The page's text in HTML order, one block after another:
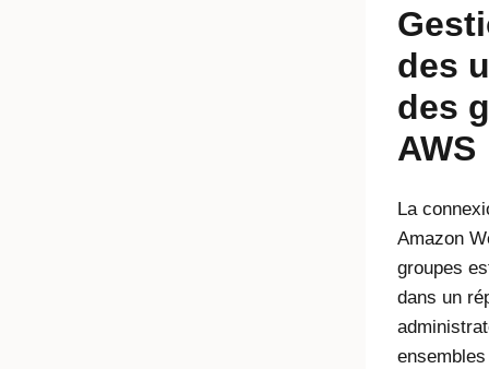
des
des
AWS
La
Amazon
groupes
dans un